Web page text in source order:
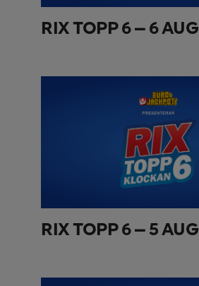
RIX TOPP 6 – 6 AUG
RIX TOPP 6 – 5 AUG